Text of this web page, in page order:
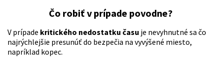
Čo robiť v prípade povodne?
V prípade kritického nedostatku času je nevyhnutné sa čo
najrýchlejšie presunúť do bezpečia na vyvýšené miesto,
napríklad kopec.